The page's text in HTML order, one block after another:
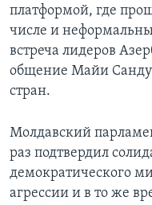
платформой, где
числе и
встреча лидеров
общение Майи Санду
стран.
Молдавский
раз подтвердил
демократического
агрессии и в то же